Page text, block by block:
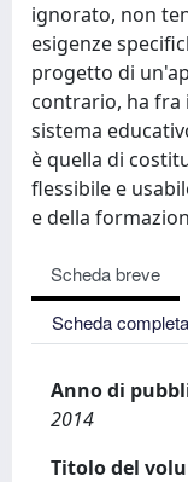
ignorato, non
esigenze
progetto di
contrario, ha
sistema
è quella di
flessibile e
e della
Scheda breve
Scheda
Anno di
2014
Titolo del